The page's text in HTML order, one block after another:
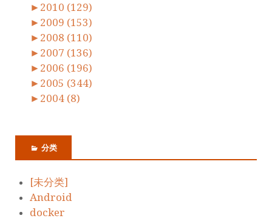
► 2010 (129)
► 2009 (153)
► 2008 (110)
► 2007 (136)
► 2006 (196)
► 2005 (344)
► 2004 (8)
分类
[未分类]
Android
docker